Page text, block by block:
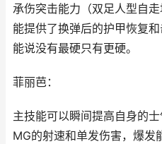
承伤突击能力（双足人型自
能提供了换弹后的护甲恢复
能说没有最硬只有更硬。
菲丽芭：
主技能可以瞬间提高自身的
MG的射速和单发伤害，爆发